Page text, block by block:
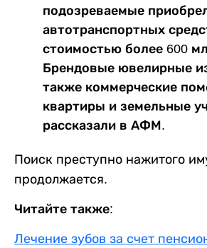
подозреваемые
автотранспортных
стоимостью более 600
Брендовые ювелирные
также коммерческие
квартиры и земельные
рассказали в АФМ.
Поиск преступно нажитого
продолжается.
Читайте также:
Лечение зубов за счет